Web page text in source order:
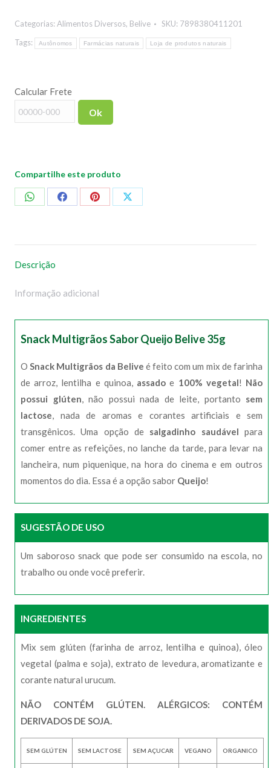
Queijo
Sem
35g
quantidade
Categorias: Alimentos Diversos, Belive SKU: 7898380411201
Tags:
Autônomos Farmácias naturais Loja de produtos naturais
Calcular Frete
Ok
Compartilhe este produto
CompartilharCompartilharCompartilharCompartilhar
Descrição
Informação adicional
Snack Multigrãos Sabor Queijo Belive 35g
OSnack Multigrãos da Belive é feito com um mix de farinha
de arroz, lentilha e quinoa, assadoe 100% vegetal! Não
possui glúten, não possui nada de leite, portanto sem
lactose, nada de aromas e corantes artificiais e sem
transgênicos. Uma opção de salgadinho saudável para
comer entre as refeições, no lanche da tarde, para levar na
lancheira, num piquenique, na hora do cinema e em outros
momentos do dia. Essa é a opção sabor Queijo!
SUGESTÃO DE USO
Um saboroso snack que pode ser consumido na escola, no
trabalho ou onde você preferir.
INGREDIENTES
Mix sem glúten (farinha de arroz, lentilha e quinoa), óleo
vegetal (palma e soja), extrato de levedura, aromatizante e
corante natural urucum.
NÃO CONTÉM GLÚTEN. ALÉRGICOS: CONTÉM
DERIVADOS DE SOJA.
SEM GLÚTEN SEM LACTOSE SEM AÇUCAR VEGANO ORGANICO